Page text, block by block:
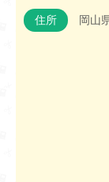
住所 岡山